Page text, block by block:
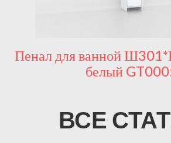
Пенал для ванной
дуб сонома
ВСЕ